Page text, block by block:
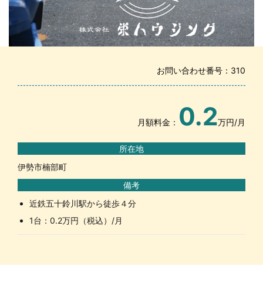
お問い合わせ番号：310
月額料金： 0.2万円/月
所在地
伊勢市楠部町
備考
近鉄五十鈴川駅から徒歩４分
1台：0.2万円（税込）/月